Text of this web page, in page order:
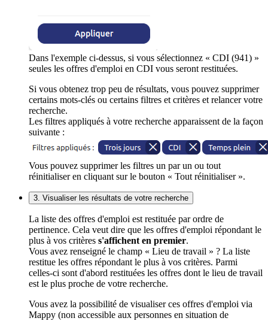
Dans l'exemple ci-dessus, si vous sélectionnez « CDI (941) »
seules les offres d'emploi en CDI vous seront restituées.
Si vous obtenez trop peu de résultats, vous pouvez supprimer
certains mots-clés ou certains filtres et critères et relancer votre
recherche.
Les filtres appliqués à votre recherche apparaissent de la façon
suivante :
Vous pouvez supprimer les filtres un par un ou tout
réinitialiser en cliquant sur le bouton « Tout réinitialiser ».
3. Visualiser les résultats de votre recherche
La liste des offres d'emploi est restituée par ordre de
pertinence. Cela veut dire que les offres d'emploi répondant le
plus à vos critères s'affichent en premier.
Vous avez renseigné le champ « Lieu de travail » ? La liste
restitue les offres répondant le plus à vos critères. Parmi
celles-ci sont d'abord restituées les offres dont le lieu de travail
est le plus proche de votre recherche.
Vous avez la possibilité de visualiser ces offres d'emploi via
Mappy (non accessible aux personnes en situation de